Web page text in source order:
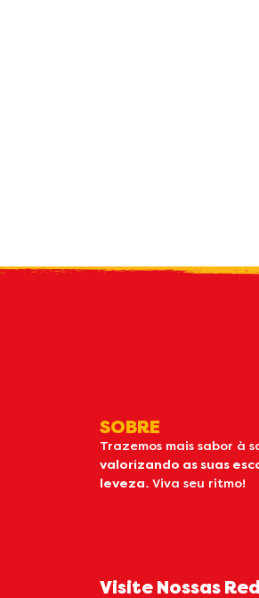
SOBRE
Trazemos mais sabor à
valorizando as suas
leveza. Viva seu ritmo!
Visite Nossas